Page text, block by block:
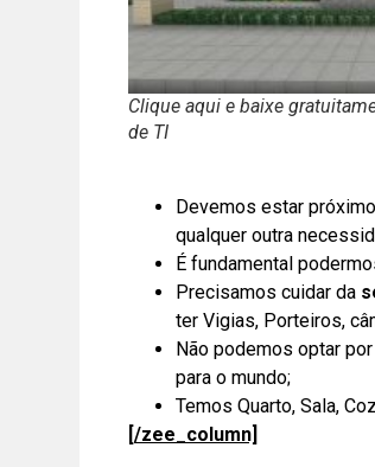
Clique aqui e baixe
de TI
Devemos estar
qualquer outra
É fundamental
Precisamos cuidar da
ter Vigias, Porteiros,
Não podemos optar
para o mundo;
Temos Quarto, Sala,
[/zee_column]